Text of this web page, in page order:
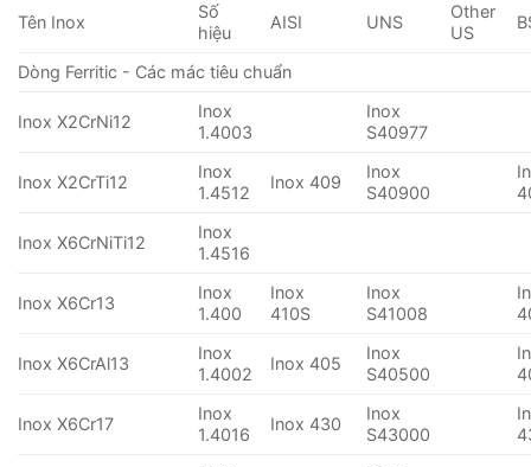
Tên Inox
Số
hiệu
AISI UNS
Other
US
Dòng Ferritic - Các mác tiêu chuẩn
Inox X2CrNi12
Inox
1.4003
Inox
S40977
Inox X2CrTi12
Inox
1.4512
Inox 409
Inox
S40900
Inox X6CrNiTi12
Inox
1.4516
Inox X6Cr13
Inox
1.400
Inox
410S
Inox
S41008
Inox X6CrAl13
Inox
1.4002
Inox 405
Inox
S40500
Inox X6Cr17
Inox
1.4016
Inox 430
Inox
S43000